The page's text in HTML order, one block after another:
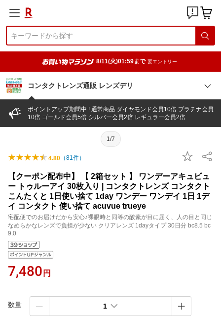
8/11(火)01:59まで 要エントリー
コンタクトレンズ通販 レンズデリ
ポイントアップ期間中 ! 通常商品 ダイヤモンド会員10倍 プラチナ会員
10倍 ゴールド会員5倍 シルバー会員2倍 レギュラー会員2倍
1/7
4.80 （81件）
【クーポン配布中】 【 2箱セット 】 ワンデーアキュビュ
ー トゥルーアイ 30枚入り | コンタクトレンズ コンタクト
こんたくと 1日使い捨て 1day ワンデー ワンデイ 1日 1デ
イ コンタクト 使い捨て acuvue trueye
宅配便でのお届けだから安心♪裸眼時と同等の酸素が目に届く、人の目と同じ
なめらかなレンズで負担が少ない クリアレンズ 1dayタイプ 30日分 bc8.5 bc
9.0
7,480 円
数量 1